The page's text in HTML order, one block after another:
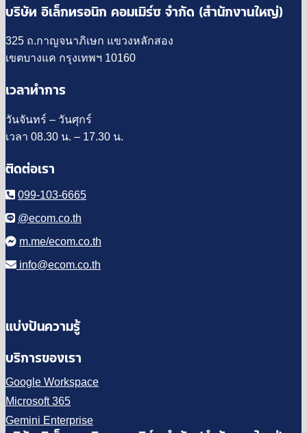
฿3,300.฿1,600.
บริษัท อิเล็กทรอนิก คอมเมิร์ซ จำกัด (สำนักงานใหญ่)
325 ถ.กาญจนาภิเษก แขวงหลักสอง
เขตบางแค กรุงเทพฯ 10160
เวลาทำการ
วันจันทร์ – วันศุกร์
เวลา 08.30 น. – 17.30 น.
ติดต่อเรา
099-103-6665
@ecom.co.th
m.me/ecom.co.th
info@ecom.co.th
แบ่งปันความรู้
บริการของเรา
Google Workspace
Microsoft 365
Gemini Enterprise